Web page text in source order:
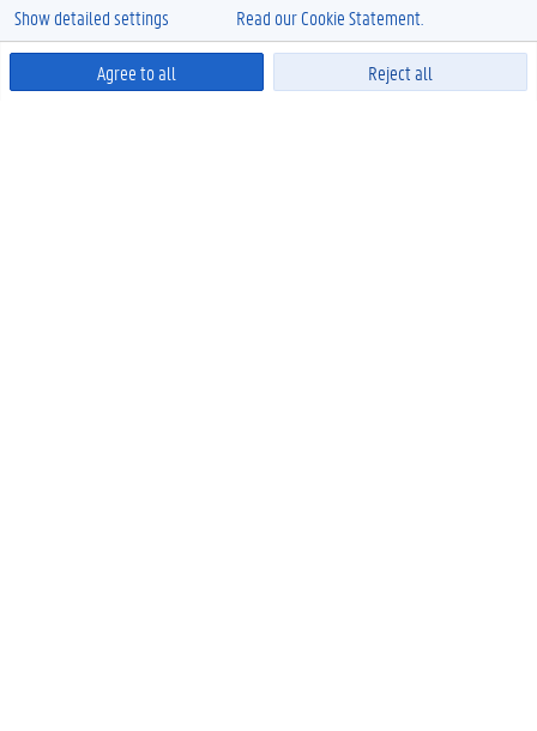
Agree to all Reject all
Show detailed settings Read our Cookie Statement.